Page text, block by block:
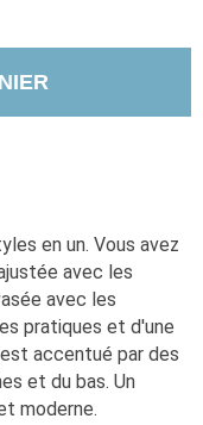
en un. Vous avez
avec les
avec les
pratiques et d'une
accentué par des
et du bas. Un
moderne.